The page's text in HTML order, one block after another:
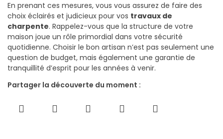
En prenant ces mesures, vous vous assurez de faire des
choix éclairés et judicieux pour vos travaux de
charpente. Rappelez-vous que la structure de votre
maison joue un rôle primordial dans votre sécurité
quotidienne. Choisir le bon artisan n’est pas seulement une
question de budget, mais également une garantie de
tranquillité d’esprit pour les années à venir.
Partager la découverte du moment :